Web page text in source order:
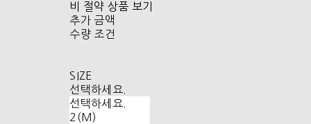
비 절약 상품 보기
추가 금액
수량 조건
SIZE
선택하세요.
선택하세요.
2(M)